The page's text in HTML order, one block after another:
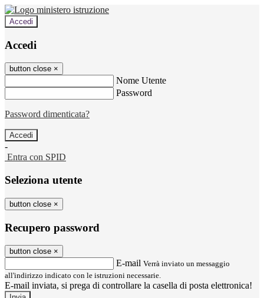
Accedi
Accedi
button close ×
Nome Utente
Password
Password dimenticata?
-
Entra con SPID
Seleziona utente
button close ×
Recupero password
button close ×
E-mail Verrà inviato un messaggio
all'indirizzo indicato con le istruzioni necessarie.
E-mail inviata, si prega di controllare la casella di posta elettronica!